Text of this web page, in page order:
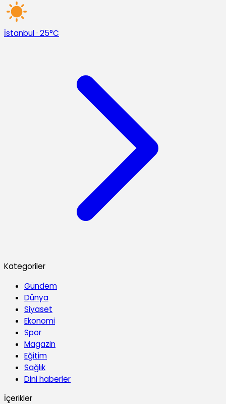
İstanbul· 25°C
Kategoriler
Gündem
Dünya
Siyaset
Ekonomi
Spor
Magazin
Eğitim
Sağlık
Dini haberler
İçerikler